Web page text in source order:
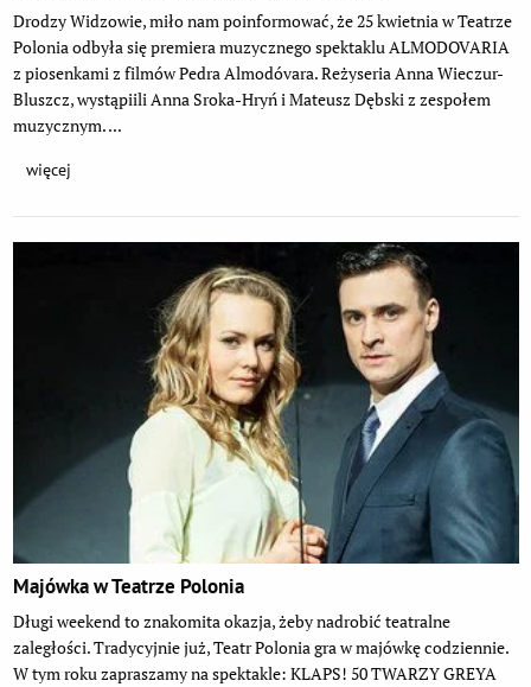
Drodzy Widzowie, miło nam poinformować, że 25 kwietnia w Teatrze
Polonia odbyła się premiera muzycznego spektaklu ALMODOVARIA
z piosenkami z filmów Pedra Almodóvara. Reżyseria Anna Wieczur-
Bluszcz, wystąpiili Anna Sroka-Hryń i Mateusz Dębski z zespołem
muzycznym. ...
więcej
Majówka w Teatrze Polonia
Długi weekend to znakomita okazja, żeby nadrobić teatralne
zaległości. Tradycyjnie już, Teatr Polonia gra w majówkę codziennie.
W tym roku zapraszamy na spektakle: KLAPS! 50 TWARZY GREYA